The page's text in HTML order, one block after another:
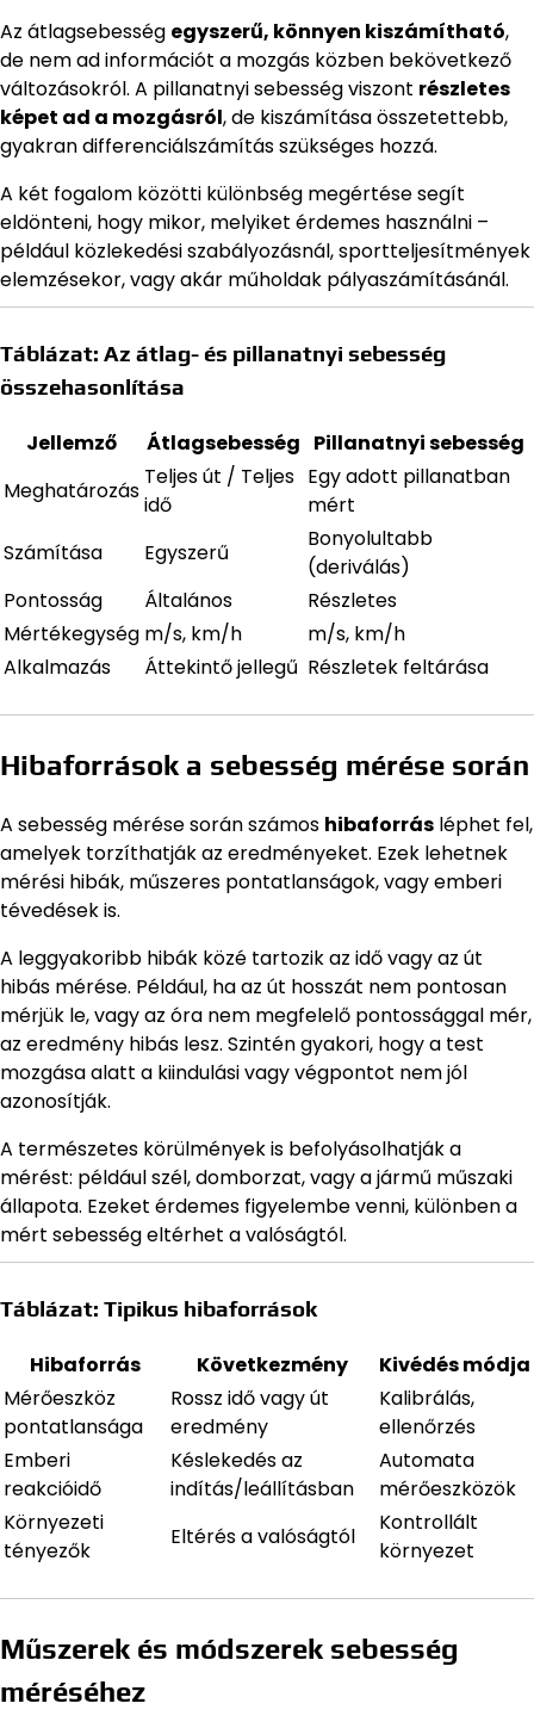
Az átlagsebesség egyszerű, könnyen kiszámítható,
de nem ad információt a mozgás közben bekövetkező
változásokról. A pillanatnyi sebesség viszont részletes
képet ad a mozgásról, de kiszámítása összetettebb,
gyakran differenciálszámítás szükséges hozzá.
A két fogalom közötti különbség megértése segít
eldönteni, hogy mikor, melyiket érdemes használni –
például közlekedési szabályozásnál, sportteljesítmények
elemzésekor, vagy akár műholdak pályaszámításánál.
Táblázat: Az átlag- és pillanatnyi sebesség
összehasonlítása
Jellemző Átlagsebesség Pillanatnyi sebesség
Meghatározás
Teljes út / Teljes
idő
Egy adott pillanatban
mért
Számítása
Egyszerű
Bonyolultabb
(deriválás)
Pontosság
Általános
Részletes
Mértékegység m/s, km/h
m/s, km/h
Alkalmazás
Áttekintő jellegű Részletek feltárása
Hibaforrások a sebesség mérése során
A sebesség mérése során számos hibaforrás léphet fel,
amelyek torzíthatják az eredményeket. Ezek lehetnek
mérési hibák, műszeres pontatlanságok, vagy emberi
tévedések is.
A leggyakoribb hibák közé tartozik az idő vagy az út
hibás mérése. Például, ha az út hosszát nem pontosan
mérjük le, vagy az óra nem megfelelő pontossággal mér,
az eredmény hibás lesz. Szintén gyakori, hogy a test
mozgása alatt a kiindulási vagy végpontot nem jól
azonosítják.
A természetes körülmények is befolyásolhatják a
mérést: például szél, domborzat, vagy a jármű műszaki
állapota. Ezeket érdemes figyelembe venni, különben a
mért sebesség eltérhet a valóságtól.
Táblázat: Tipikus hibaforrások
Hibaforrás Következmény
Kivédés módja
Mérőeszköz
pontatlansága
Rossz idő vagy út
eredmény
Kalibrálás,
ellenőrzés
Emberi
reakcióidő
Késlekedés az
indítás/leállításban
Automata
mérőeszközök
Környezeti
tényezők
Eltérés a valóságtól
Kontrollált
környezet
Műszerek és módszerek sebesség
méréséhez